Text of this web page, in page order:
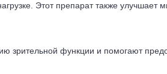
Этот препарат также улучшает
зрительной функции и помогают